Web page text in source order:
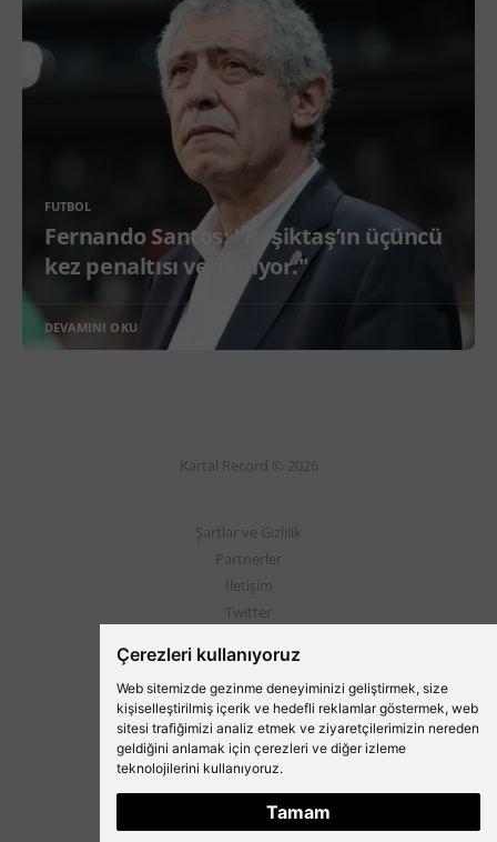
Çerezleri kullanıyoruz
Web sitemizde gezinme deneyiminizi geliştirmek, size
kişiselleştirilmiş içerik ve hedefli reklamlar göstermek, web
sitesi trafiğimizi analiz etmek ve ziyaretçilerimizin nereden
geldiğini anlamak için çerezleri ve diğer izleme
teknolojilerini kullanıyoruz.
Tamam
FUTBOL
Fernando Santos: "Beşiktaş’ın üçüncü
kez penaltısı verilmiyor."
DEVAMINI OKU
Kartal Record © 2026
Şartlar ve Gizlilik
Partnerler
İletişim
Twitter
Beşiktaş'ın Medyası